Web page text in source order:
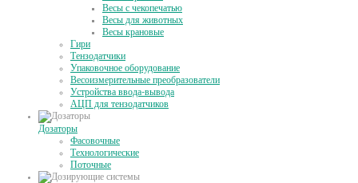
Весы с чекопечатью
Весы для животных
Весы крановые
Гири
Тензодатчики
Упаковочное оборудование
Весоизмерительные преобразователи
Устройства ввода-вывода
АЦП для тензодатчиков
Дозаторы
Фасовочные
Технологические
Поточные